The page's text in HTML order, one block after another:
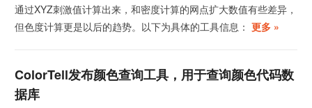
通过XYZ刺激值计算出来，和密度计算的网点扩大数值有些差异，
但色度计算更是以后的趋势。以下为具体的工具信息： 更多 »
ColorTell发布颜色查询工具，用于查询颜色代码数
据库